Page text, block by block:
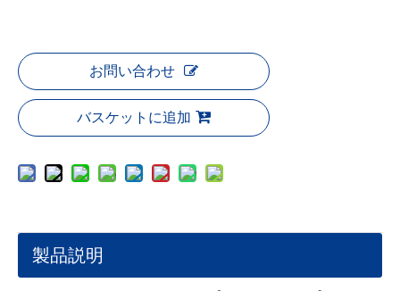
お問い合わせ
バスケットに追加
製品説明